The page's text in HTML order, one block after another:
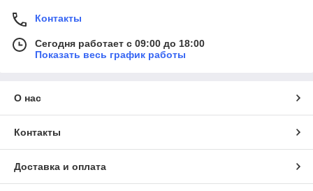
Контакты
Сегодня работает с 09:00 до 18:00
Показать весь график работы
О нас
Контакты
Доставка и оплата